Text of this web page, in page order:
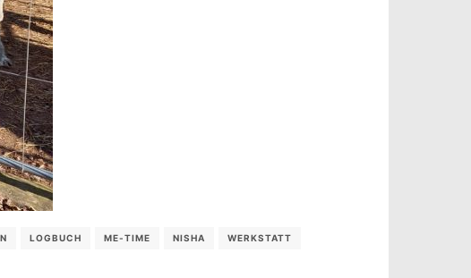
LOGBUCH ME-TIME NISHA WERKSTATT